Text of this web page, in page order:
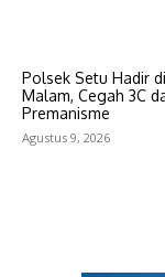
Polsek Setu Hadir
Malam, Cegah 3C
Premanisme
Agustus 9, 2026